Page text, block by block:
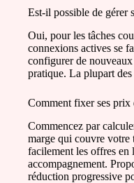
Est-il possible de gérer
Oui, pour les tâches
connexions actives se
configurer de nouveaux
pratique. La plupart
Comment fixer ses
Commencez par
marge qui couvre votre
facilement les offres
accompagnement.
réduction progressive